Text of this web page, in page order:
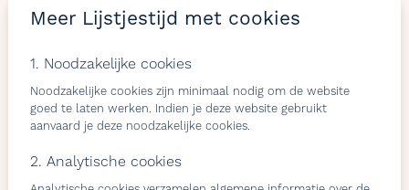
webshop.
Bezoekers
Verlangslijstjes maken
Cadeaulijstje
personaliseren
Shops & belevingen
Contacteer ons
Meer Lijstjestijd met cookies
1. Noodzakelijke cookies
Noodzakelijke cookies zijn minimaal nodig om de website
goed te laten werken. Indien je deze website gebruikt
aanvaard je deze noodzakelijke cookies.
2. Analytische cookies